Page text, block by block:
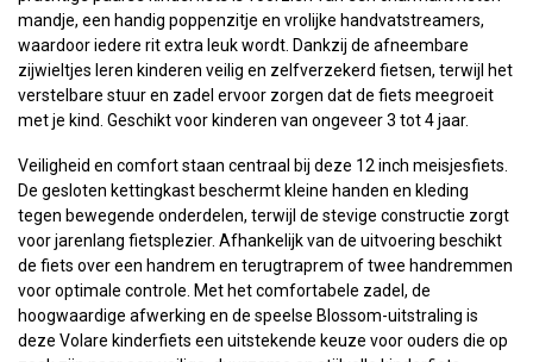
mandje, een handig poppenzitje en vrolijke handvatstreamers,
waardoor iedere rit extra leuk wordt. Dankzij de afneembare
zijwieltjes leren kinderen veilig en zelfverzekerd fietsen, terwijl het
verstelbare stuur en zadel ervoor zorgen dat de fiets meegroeit
met je kind. Geschikt voor kinderen van ongeveer 3 tot 4 jaar.
Veiligheid en comfort staan centraal bij deze 12 inch meisjesfiets.
De gesloten kettingkast beschermt kleine handen en kleding
tegen bewegende onderdelen, terwijl de stevige constructie zorgt
voor jarenlang fietsplezier. Afhankelijk van de uitvoering beschikt
de fiets over een handrem en terugtraprem of twee handremmen
voor optimale controle. Met het comfortabele zadel, de
hoogwaardige afwerking en de speelse Blossom-uitstraling is
deze Volare kinderfiets een uitstekende keuze voor ouders die op